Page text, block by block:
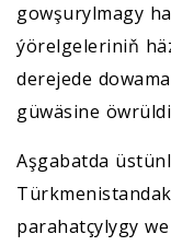
gowşurylmagy
ýörelgeleriniň
derejede
güwäsine
Aşgabatda
parahatçylygy